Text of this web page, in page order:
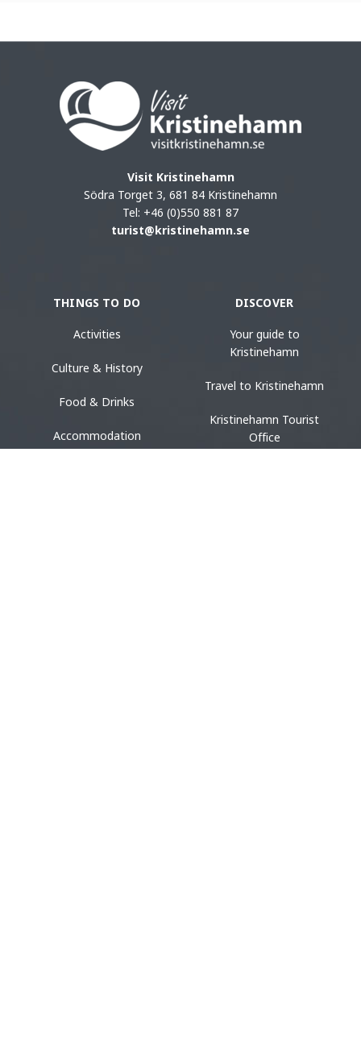
Visit Kristinehamn
Södra Torget 3, 681 84 Kristinehamn
Tel: +46 (0)550 881 87
turist@kristinehamn.se
THINGS TO DO
Activities
Culture & History
Food & Drinks
Accommodation
DISCOVER
Your guide to
Kristinehamn
Travel to Kristinehamn
Kristinehamn Tourist
Office